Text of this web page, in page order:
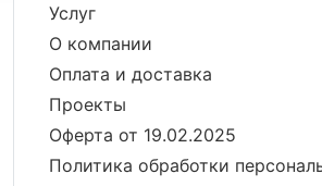
Услуг
О компании
Оплата и доставка
Проекты
Оферта от 19.02.2025
Политика обработки